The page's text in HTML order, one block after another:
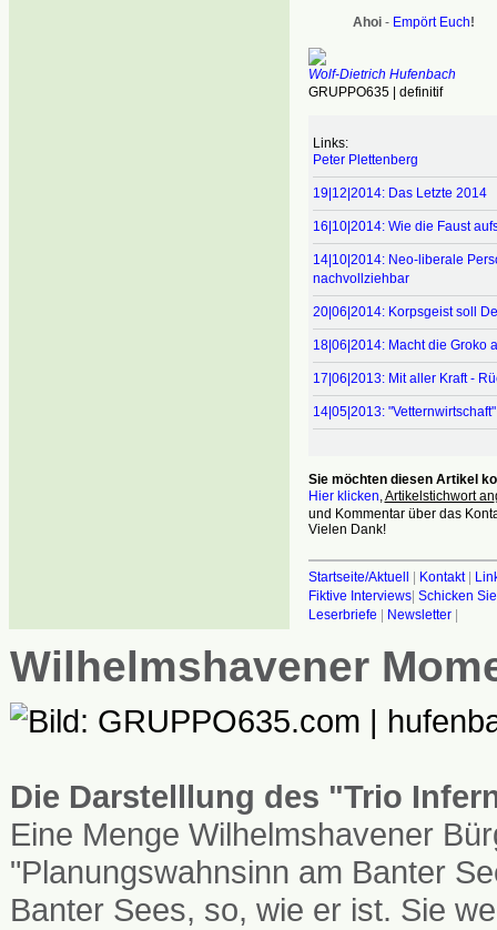
Ahoi- Empört Euch!
Wolf-Dietrich Hufenbach
GRUPPO635 | definitif
Links:
Peter Plettenberg
19|12|2014: Das Letzte 2014
16|10|2014: Wie die Faust
14|10|2014: Neo-liberale
nachvollziehbar
20|06|2014: Korpsgeist soll
18|06|2014: Macht die Groko
17|06|2013: Mit aller Kraft -
14|05|2013:
Sie möchten diesen Artikel
Hier klicken,Artikelstichwort an
und Kommentar über das
Vielen Dank!
Startseite/Aktuell Kontakt|
Fiktive Interviews| Schicken
Leserbriefe
Newsletter|
Wilhelmshavener
Die Darstelllung des "Trio
Eine Menge Wilhelmshavener
"Planungswahnsinn am Banter
Banter Sees, so, wie er ist. Sie